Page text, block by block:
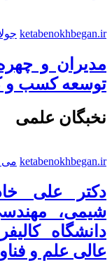
ketabenokhbegan.ir جولای
مدیران و
توسعه کسب و
نخبگان علمی
ketabenokhbegan.ir می 12, 2021
دکتر علی
شیمی،
دانشگاه
عالی علم و